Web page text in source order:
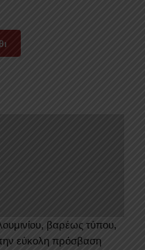
βαρέως τύπου,
εύκολη πρόσβαση